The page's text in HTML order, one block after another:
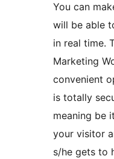
You can
will be able
in real time.
Marketing
convenient
is totally
meaning be
your visitor
s/he gets to